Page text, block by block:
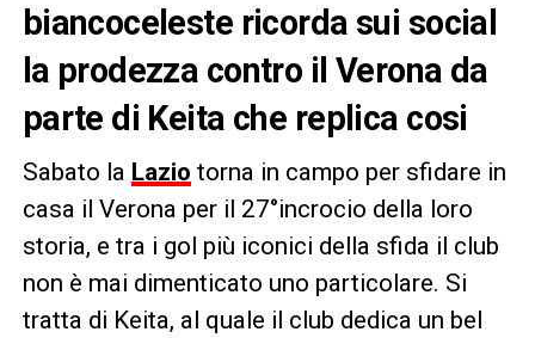
biancoceleste ricorda sui social
la prodezza contro il Verona da
parte di Keita che replica cosi
Sabato la Lazio torna in campo per sfidare in
casa il Verona per il 27°incrocio della loro
storia, e tra i gol più iconici della sfida il club
non è mai dimenticato uno particolare. Si
tratta di Keita, al quale il club dedica un bel